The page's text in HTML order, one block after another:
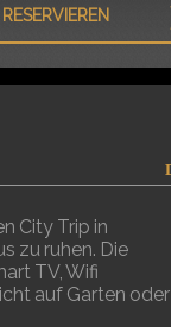
RESERVIEREN
City Trip in
zu ruhen. Die
TV, Wifi
auf Garten oder